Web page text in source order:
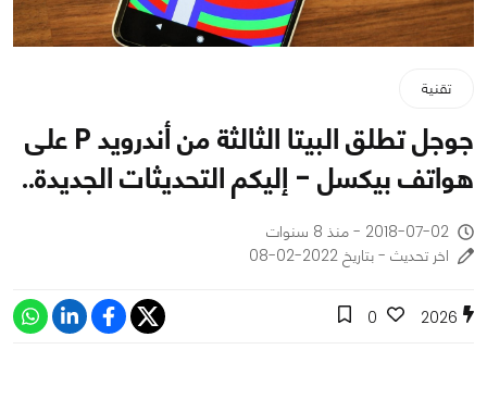
تقنية
جوجل تطلق البيتا الثالثة من أندرويد P على
هواتف بيكسل - إليكم التحديثات الجديدة..
2018-07-02 - منذ 8 سنوات
اخر تحديث - بتاريخ 2022-02-08
2026
0